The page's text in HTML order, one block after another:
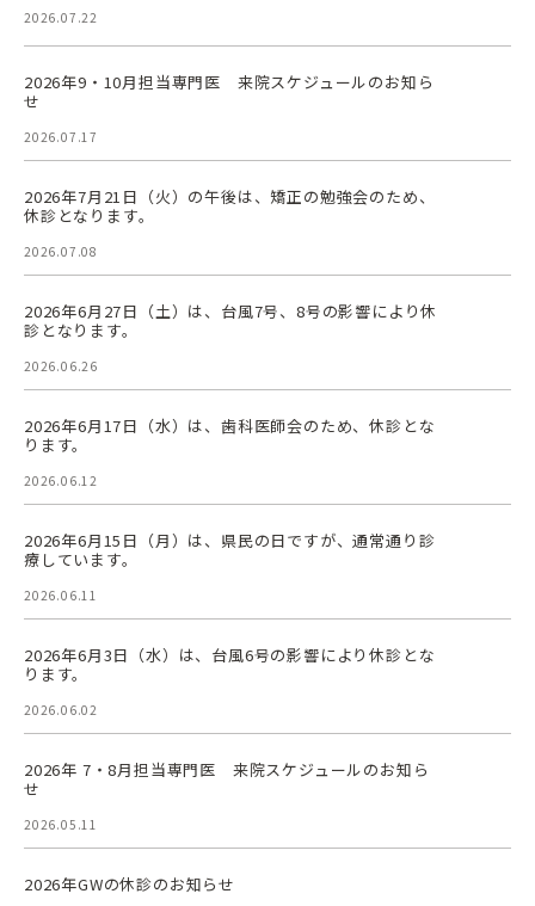
2026.07.22
2026年9・10月担当専門医 来院スケジュールのお知ら
せ
2026.07.17
2026年7月21日（火）の午後は、矯正の勉強会のため、
休診となります。
2026.07.08
2026年6月27日（土）は、台風7号、8号の影響により休
診となります。
2026.06.26
2026年6月17日（水）は、歯科医師会のため、休診とな
ります。
2026.06.12
2026年6月15日（月）は、県民の日ですが、通常通り診
療しています。
2026.06.11
2026年6月3日（水）は、台風6号の影響により休診とな
ります。
2026.06.02
2026年 7・8月担当専門医 来院スケジュールのお知ら
せ
2026.05.11
2026年GWの休診のお知らせ